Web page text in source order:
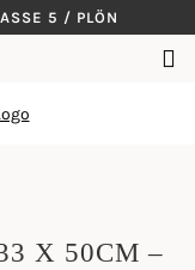
5 / PLÖN
SUCHEN
X 50CM –